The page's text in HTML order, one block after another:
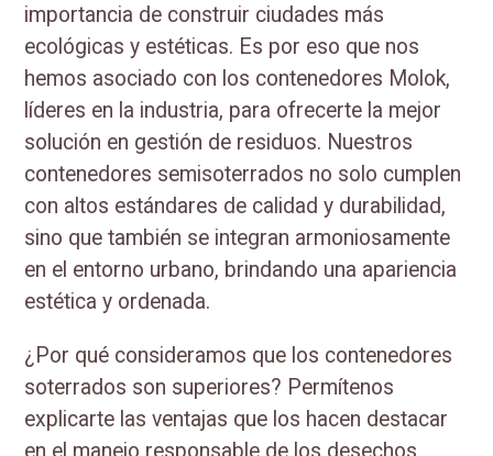
importancia de construir ciudades más
ecológicas y estéticas. Es por eso que nos
hemos asociado con los contenedores Molok,
líderes en la industria, para ofrecerte la mejor
solución en gestión de residuos. Nuestros
contenedores semisoterrados no solo cumplen
con altos estándares de calidad y durabilidad,
sino que también se integran armoniosamente
en el entorno urbano, brindando una apariencia
estética y ordenada.
¿Por qué consideramos que los contenedores
soterrados son superiores? Permítenos
explicarte las ventajas que los hacen destacar
en el manejo responsable de los desechos.